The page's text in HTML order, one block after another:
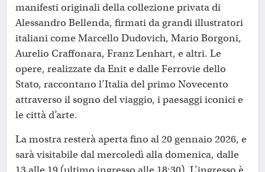
manifesti originali della collezione privata di
Alessandro Bellenda, firmati da grandi illustratori
italiani come Marcello Dudovich, Mario Borgoni,
Aurelio Craffonara, Franz Lenhart, e altri. Le
opere, realizzate da Enit e dalle Ferrovie dello
Stato, raccontano l’Italia del primo Novecento
attraverso il sogno del viaggio, i paesaggi iconici e
le città d’arte.
La mostra resterà aperta fino al 20 gennaio 2026, e
sarà visitabile dal mercoledì alla domenica, dalle